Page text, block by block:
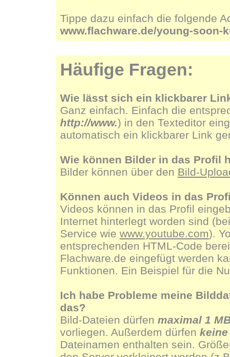
Tippe dazu einfach die folgende
www.flachware.de/young-soon-
Häufige Fragen:
Wie lässt sich ein klickbarer
Ganz einfach. Einfach die
http://www.) in den Texteditor
automatisch ein klickbarer Link
Wie können Bilder in das Profil
Bilder können über den Bild-
Können auch Videos in das
Videos können in das Profil
Internet hinterlegt worden sind
Service wie www.youtube.com).
entsprechenden HTML-Code
Flachware.de eingefügt werden
Funktionen. Ein Beispiel für die
Ich habe Probleme meine
das?
Bild-Dateien dürfen maximal 1
vorliegen. Außerdem dürfen
Dateinamen enthalten sein.